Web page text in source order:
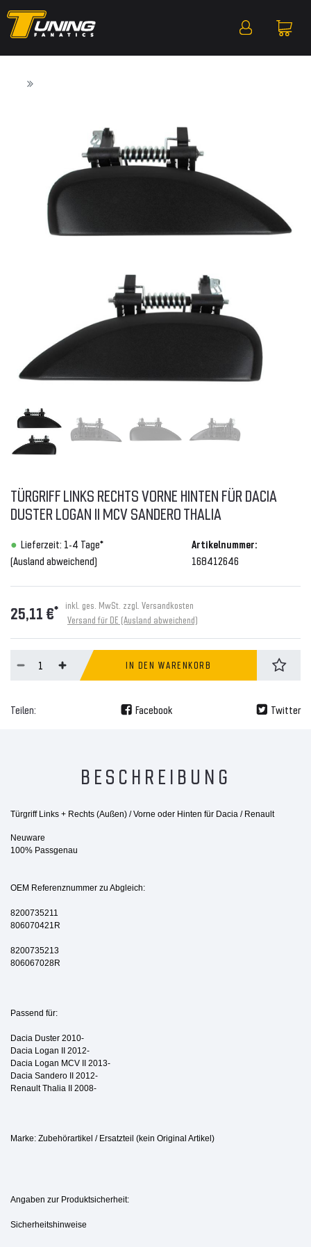
TÜRGRIFF LINKS RECHTS VORNE HINTEN FÜR DACIA
DUSTER LOGAN II MCV SANDERO THALIA
Lieferzeit: 1-4 Tage*
(Ausland abweichend)
Artikelnummer:
168412646
25,11 €* inkl. ges. MwSt. zzgl. Versandkosten
Versand für DE (Ausland abweichend)
IN DEN WARENKORB
Teilen: Facebook Twitter
BESCHREIBUNG
Türgriff Links + Rechts (Außen) / Vorne oder Hinten für Dacia / Renault
Neuware
100% Passgenau
OEM Referenznummer zu Abgleich:
8200735211
806070421R
8200735213
806067028R
Passend für:
Dacia Duster 2010-
Dacia Logan II 2012-
Dacia Logan MCV II 2013-
Dacia Sandero II 2012-
Renault Thalia II 2008-
Marke: Zubehörartikel / Ersatzteil (kein Original Artikel)
Angaben zur Produktsicherheit:
Sicherheitshinweise